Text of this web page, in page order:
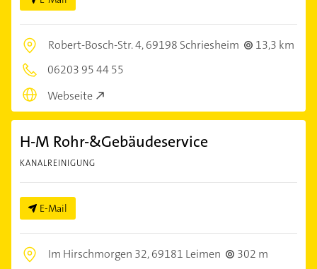
Robert-Bosch-Str. 4,69198 Schriesheim
13,3 km
06203 95 44 55
Webseite
H-M Rohr-&Gebäudeservice
KANALREINIGUNG
E-Mail
Im Hirschmorgen 32,69181 Leimen
302 m